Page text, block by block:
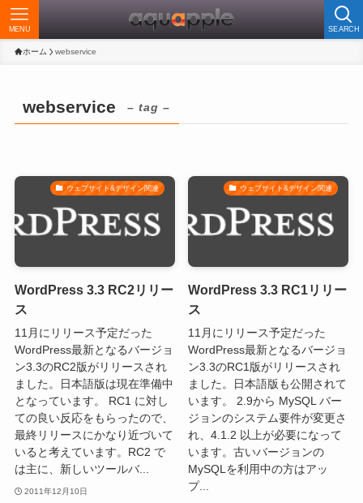
SEARCH
MENU
ホーム webservice
webservice – tag –
ウェブサイト&デザイン関連
WordPress 3.3 RC2リリー
ス
11月にリリース予定だった
WordPress最新となるバージョ
ン3.3のRC2版がリリースされ
ました。日本語版は現在準備中
となっています。 RC1 に対し
ての良い反応をもらったので、
最終リリースにかなり近づいて
いると考えています。RC2 で
は主に、新しいツールバ...
2011年12月10日
ウェブサイト&デザイン関連
WordPress 3.3 RC1リリー
ス
11月にリリース予定だった
WordPress最新となるバージョ
ン3.3のRC1版がリリースされ
ました。日本語版も公開されて
います。 2.9から MySQL バー
ジョンのシステム要件が変更さ
れ、4.1.2 以上が必要になって
います。古いバージョンの
MySQLを利用中の方はアッ
プ...